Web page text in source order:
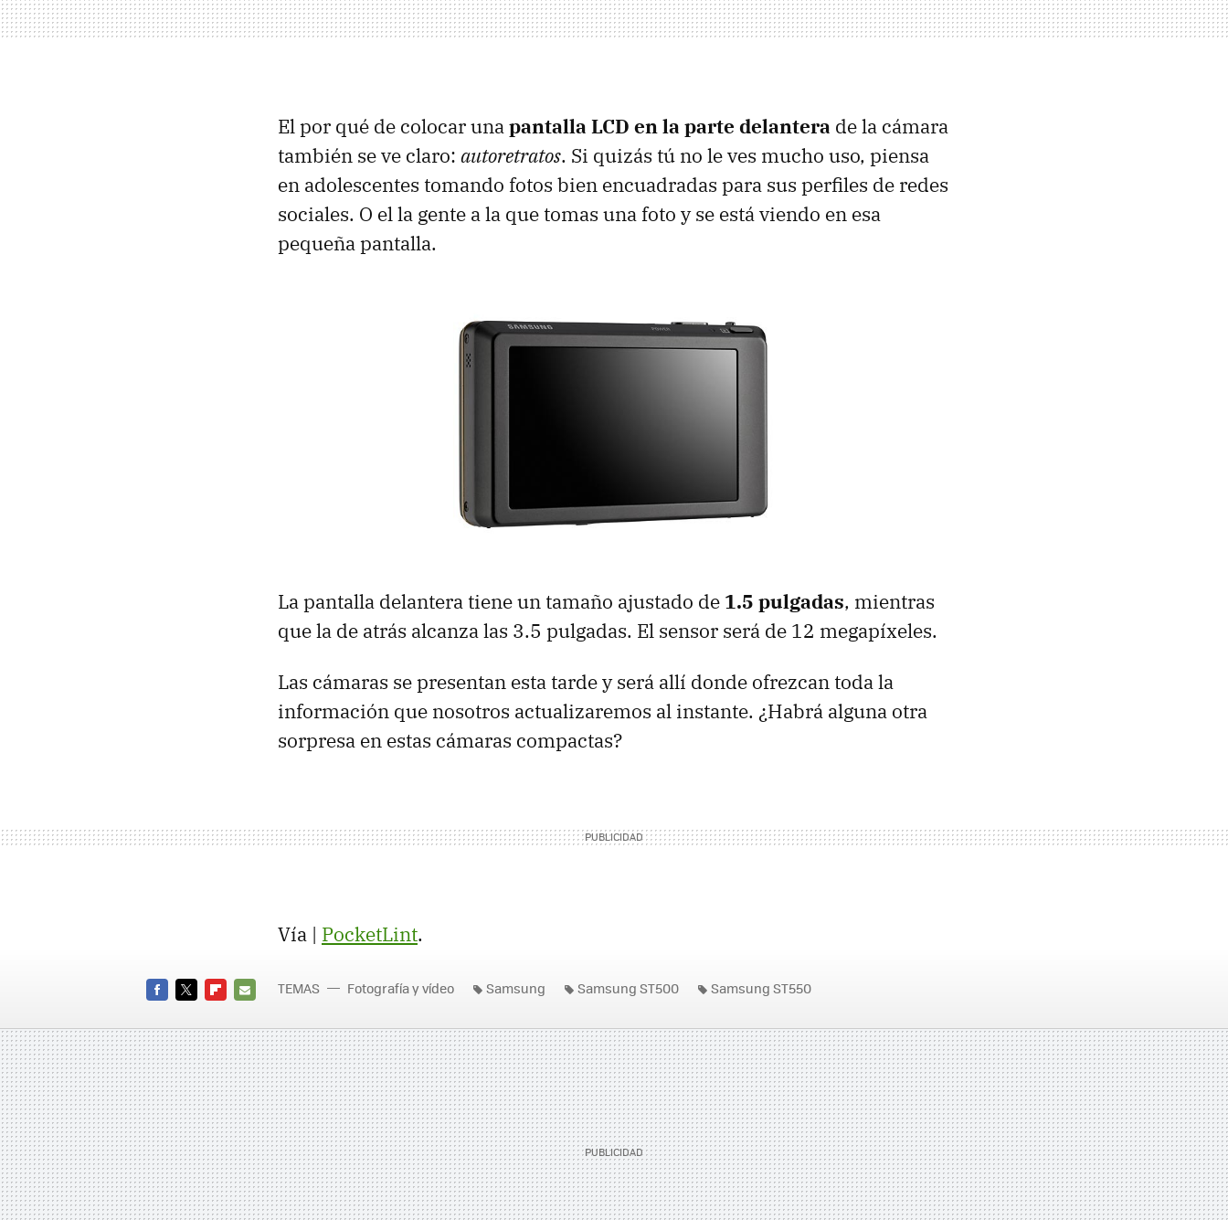
El por qué de colocar unapantalla LCD en la parte delantera de la cámara
también se ve claro: autoretratos. Si quizás tú no le ves mucho uso, piensa
en adolescentes tomando fotos bien encuadradas para sus perfiles de redes
sociales. O el la gente a la que tomas una foto y se está viendo en esa
pequeña pantalla.
La pantalla delantera tiene un tamaño ajustado de 1.5 pulgadas, mientras
que la de atrás alcanza las 3.5 pulgadas. El sensor será de 12 megapíxeles.
Las cámaras se presentan esta tarde y será allí donde ofrezcan toda la
información que nosotros actualizaremos al instante. ¿Habrá alguna otra
sorpresa en estas cámaras compactas?
Vía | PocketLint.
MAIL
TEMAS Fotografía y vídeo Samsung Samsung ST500 Samsung ST550